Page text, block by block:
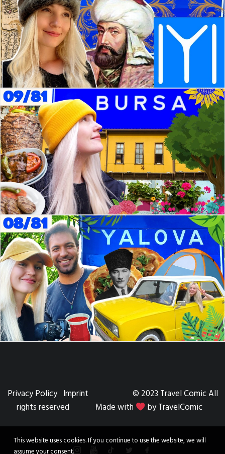
Privacy Policy Imprint © 2023 Travel Comic All
rights reserved Made with
by TravelComic
This website uses cookies. If you continue to use the website, we will
assume your consent.